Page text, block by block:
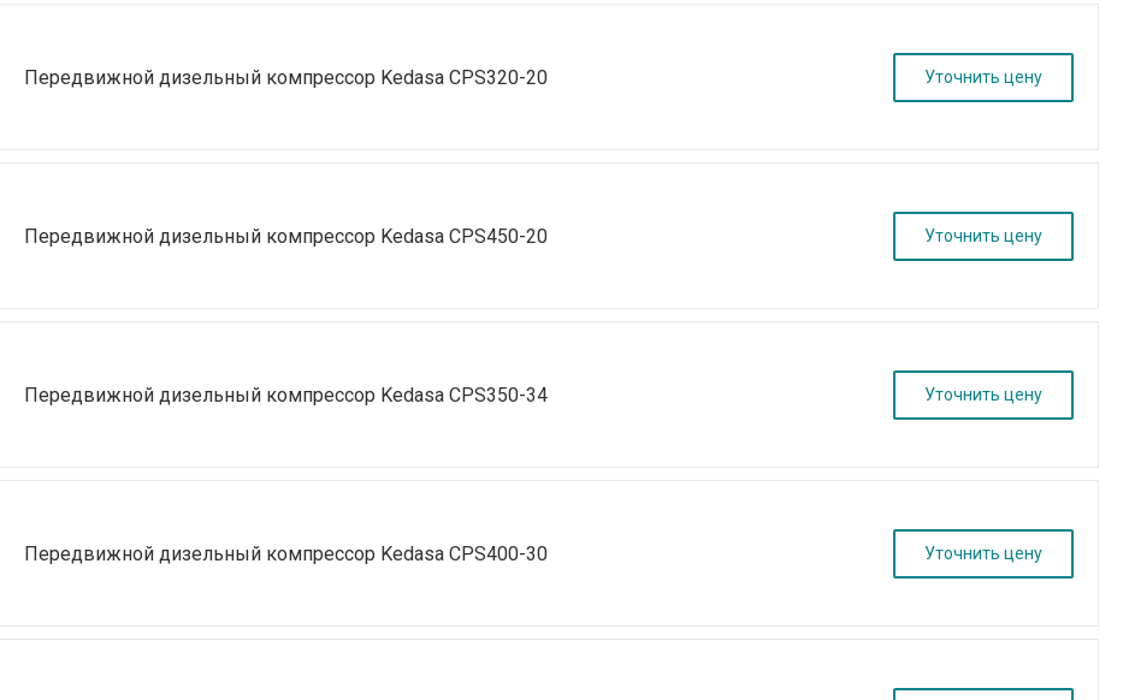
Передвижной дизельный компрессор Kedasa CPS320-20 Уточнить цену
Передвижной дизельный компрессор Kedasa CPS450-20 Уточнить цену
Передвижной дизельный компрессор Kedasa CPS350-34 Уточнить цену
Передвижной дизельный компрессор Kedasa CPS400-30 Уточнить цену